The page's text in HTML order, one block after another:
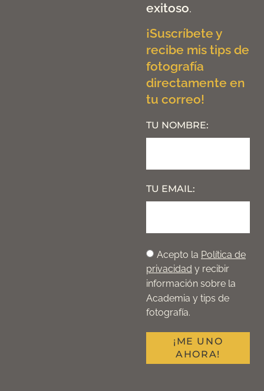
exitoso.
¡Suscríbete y
recibe mis tips de
fotografía
directamente en
tu correo!
TU NOMBRE:
TU EMAIL:
Acepto la Política de
privacidad y recibir
información sobre la
Academia y tips de
fotografía.
¡ME UNO
AHORA!